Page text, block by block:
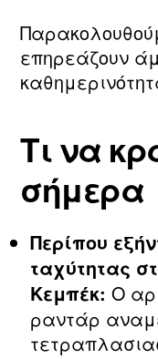
επηρεάζουν
Τι να
σήμερα
Περίπου
ταχύτητας
Κεμπέκ: Ο
ραντάρ